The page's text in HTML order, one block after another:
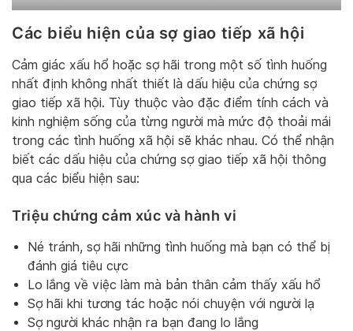
Các biểu hiện của sợ giao tiếp xã hội
Cảm giác xấu hổ hoặc sợ hãi trong một số tình huống
nhất định không nhất thiết là dấu hiệu của chứng sợ
giao tiếp xã hội. Tùy thuộc vào đặc điểm tính cách và
kinh nghiệm sống của từng người mà mức độ thoải mái
trong các tình huống xã hội sẽ khác nhau. Có thể nhận
biết các dấu hiệu của chứng sợ giao tiếp xã hội thông
qua các biểu hiện sau:
Triệu chứng cảm xúc và hành vi
Né tránh, sợ hãi những tình huống mà bạn có thể bị
đánh giá tiêu cực
Lo lắng về việc làm mà bản thân cảm thấy xấu hổ
Sợ hãi khi tương tác hoặc nói chuyện với người lạ
Sợ người khác nhận ra bạn đang lo lắng